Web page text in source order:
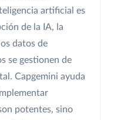
artificial es
de la IA, la
datos de
se gestionen de
Capgemini ayuda
potentes, sino